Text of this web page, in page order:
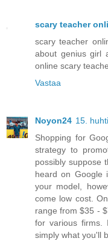
scary teacher
scary teacher
about genius girl
online scary
Vastaa
Noyon24 15.
Shopping for
strategy to
possibly suppose
heard on Google
your model,
come low cost.
range from $35 -
for various firms.
simply what you'll